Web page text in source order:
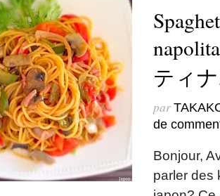
ティ
par
de
Bonjour,
parler des